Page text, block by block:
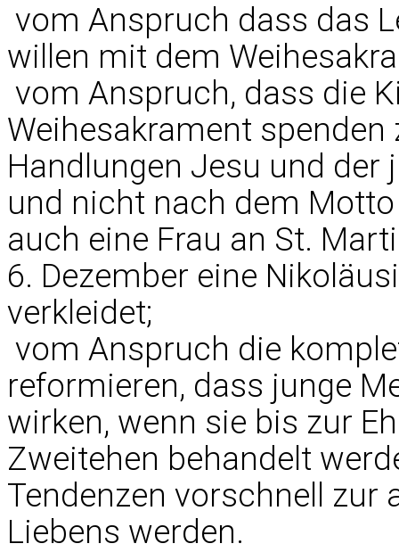
 vom Anspruch dass das
willen mit dem
 vom Anspruch, dass die
Weihesakrament
Handlungen Jesu und
und nicht nach dem
auch eine Frau an St.
6. Dezember eine
verkleidet;
 vom Anspruch die
reformieren, dass junge
wirken, wenn sie bis zur
Zweitehen behandelt
Tendenzen vorschnell zur
Liebens werden.